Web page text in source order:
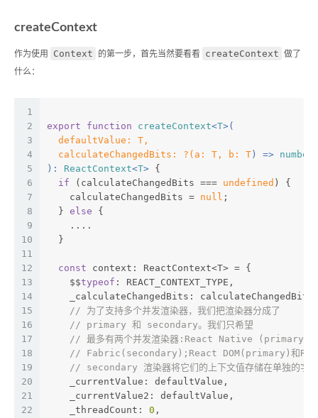
createContext
作为使用 Context 的第一步，首先当然要看看 createContext 做了
什么：
1
2
3
4
5
6
7
8
9
10
11
12
13
14
15
16
17
18
19
20
21
22
export function createContext<T>(
  defaultValue: T,
  calculateChangedBits: ?(a: T, b: T
) => number
): ReactContext<T> {
if (calculateChangedBits === undefined ) {
    calculateChangedBits =
null ;
  }
else {
    ....
  }
const context: ReactContext<T> = {
    $$
typeof : REACT_CONTEXT_TYPE,
_calculateChangedBits:
// 为了支持多个并发渲染器，我们把渲染器分成了
// primary 和 secondary。我们只希望
// 最多有两个并发渲染器:React Native (primary)
// Fabric(secondary);React DOM(primary)和
// secondary 渲染器将它们的上下文值存储在单独的字
    _currentValue: defaultValue,
    _currentValue2: defaultValue,
    _threadCount:
0 ,